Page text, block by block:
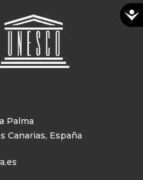
Palma
Canarias, España